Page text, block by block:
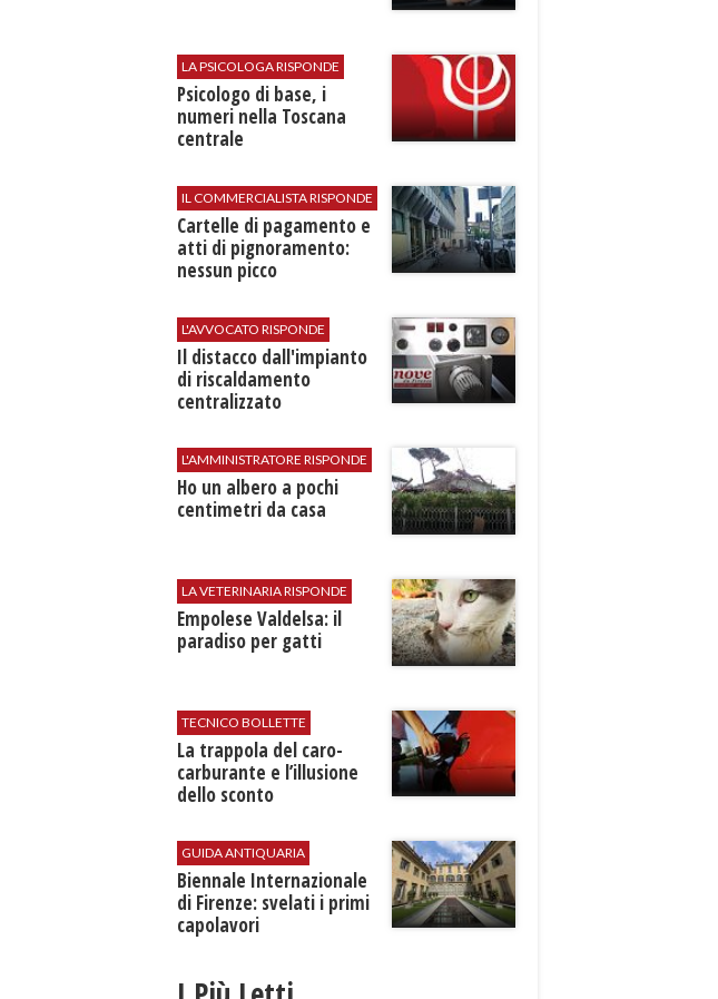
LA PSICOLOGA RISPONDE
Psicologo di base, i
numeri nella Toscana
centrale
IL COMMERCIALISTA RISPONDE
Cartelle di pagamento e
atti di pignoramento:
nessun picco
L'AVVOCATO RISPONDE
Il distacco dall'impianto
di riscaldamento
centralizzato
L'AMMINISTRATORE RISPONDE
Ho un albero a pochi
centimetri da casa
LA VETERINARIA RISPONDE
Empolese Valdelsa: il
paradiso per gatti
TECNICO BOLLETTE
​La trappola del caro-
carburante e l’illusione
dello sconto
GUIDA ANTIQUARIA
Biennale Internazionale
di Firenze: svelati i primi
capolavori